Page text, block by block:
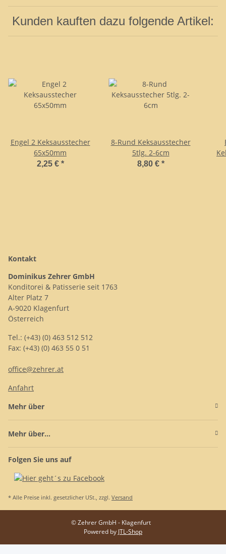
Kunden kauften dazu folgende Artikel:
Engel 2 Keksausstecher
65x50mm
2,25 € *
8-Rund Keksausstecher
5tlg. 2-6cm
8,80 € *
Kontakt
Dominikus Zehrer GmbH
Konditorei & Patisserie seit 1763
Alter Platz 7
A-9020 Klagenfurt
Österreich
Tel.: (+43) (0) 463 512 512
Fax: (+43) (0) 463 55 0 51
office@zehrer.at
Anfahrt
Mehr über
Mehr über...
Folgen Sie uns auf
* Alle Preise inkl. gesetzlicher USt., zzgl. Versand
© Zehrer GmbH - Klagenfurt
Powered by JTL-Shop